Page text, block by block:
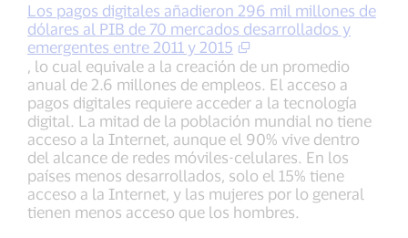
Los pagos digitales añadieron 296 mil millones de
dólares al PIB de 70 mercados desarrollados y
emergentes entre 2011 y 2015
, lo cual equivale a la creación de un promedio
anual de 2.6 millones de empleos. El acceso a
pagos digitales requiere acceder a la tecnología
digital. La mitad de la población mundial no tiene
acceso a la Internet, aunque el 90% vive dentro
del alcance de redes móviles-celulares. En los
países menos desarrollados, solo el 15% tiene
acceso a la Internet, y las mujeres por lo general
tienen menos acceso que los hombres.